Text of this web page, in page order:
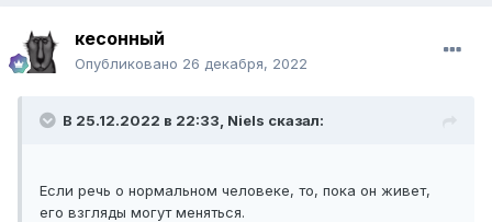
кесонный
Опубликовано 26 декабря, 2022
В 25.12.2022 в 22:33, Niels сказал:
Если речь о нормальном человеке, то, пока он живет,
его взгляды могут меняться.